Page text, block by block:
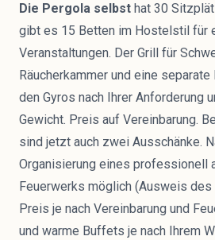
Die Pergola selbst hat 30
gibt es 15 Betten im Hostelstil für
Veranstaltungen. Der Grill für
Räucherkammer und eine separate
den Gyros nach Ihrer Anforderung
Gewicht. Preis auf Vereinbarung.
sind jetzt auch zwei Ausschänke.
Organisierung eines professionell
Feuerwerks möglich (Ausweis
Preis je nach Vereinbarung und
und warme Buffets je nach Ihrem